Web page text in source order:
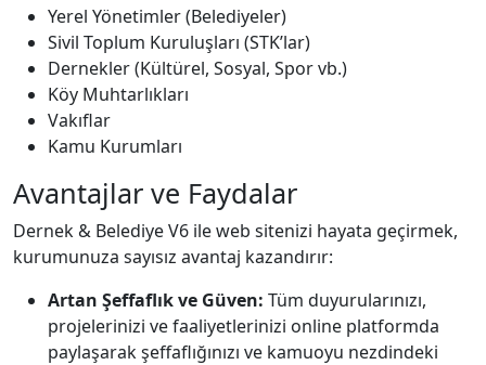
Yerel Yönetimler (Belediyeler)
Sivil Toplum Kuruluşları (STK’lar)
Dernekler (Kültürel, Sosyal, Spor vb.)
Köy Muhtarlıkları
Vakıflar
Kamu Kurumları
Avantajlar ve Faydalar
Dernek & Belediye V6 ile web sitenizi hayata geçirmek,
kurumunuza sayısız avantaj kazandırır:
Artan Şeffaflık ve Güven: Tüm duyurularınızı,
projelerinizi ve faaliyetlerinizi online platformda
paylaşarak şeffaflığınızı ve kamuoyu nezdindeki